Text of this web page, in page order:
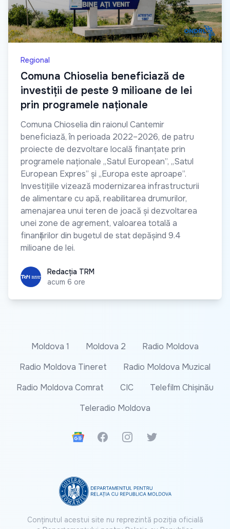
Regional
Comuna Chioselia beneficiază de
investiții de peste 9 milioane de lei
prin programele naționale
Comuna Chioselia din raionul Cantemir
beneficiază, în perioada 2022–2026, de patru
proiecte de dezvoltare locală finanțate prin
programele naționale „Satul European”, „Satul
European Expres” și „Europa este aproape”.
Investițiile vizează modernizarea infrastructurii
de alimentare cu apă, reabilitarea drumurilor,
amenajarea unui teren de joacă și dezvoltarea
unei zone de agrement, valoarea totală a
finanțărilor din bugetul de stat depășind 9.4
milioane de lei.
Redacția TRM
Redacția TRM
acum 6 ore
Moldova 1 Moldova 2
Radio Moldova
Radio Moldova Tineret
Radio Moldova Muzical
Radio Moldova Comrat
CIC
Telefilm Chișinău
Teleradio Moldova
Google News
FacebookInstagramTwitter
Conținutul acestui site nu reprezintă poziția oficială